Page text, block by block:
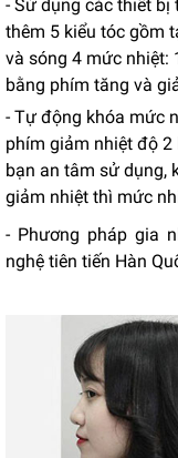
- Sử dụng các thiết
thêm 5 kiểu tóc gồm
và sóng 4 mức nhiệt:
bằng phím tăng và
- Tự động khóa mức
phím giảm nhiệt độ
bạn an tâm sử dụng,
giảm nhiệt thì mức
- Phương pháp gia
nghệ tiên tiến Hàn